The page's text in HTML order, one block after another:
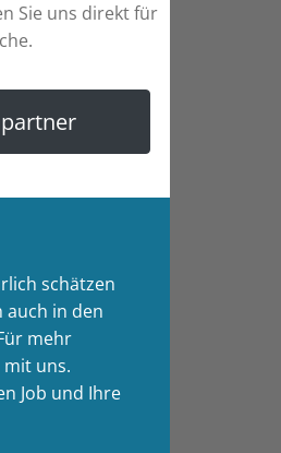
Sie uns direkt für
schätzen
auch in den
mehr
uns.
Job und Ihre